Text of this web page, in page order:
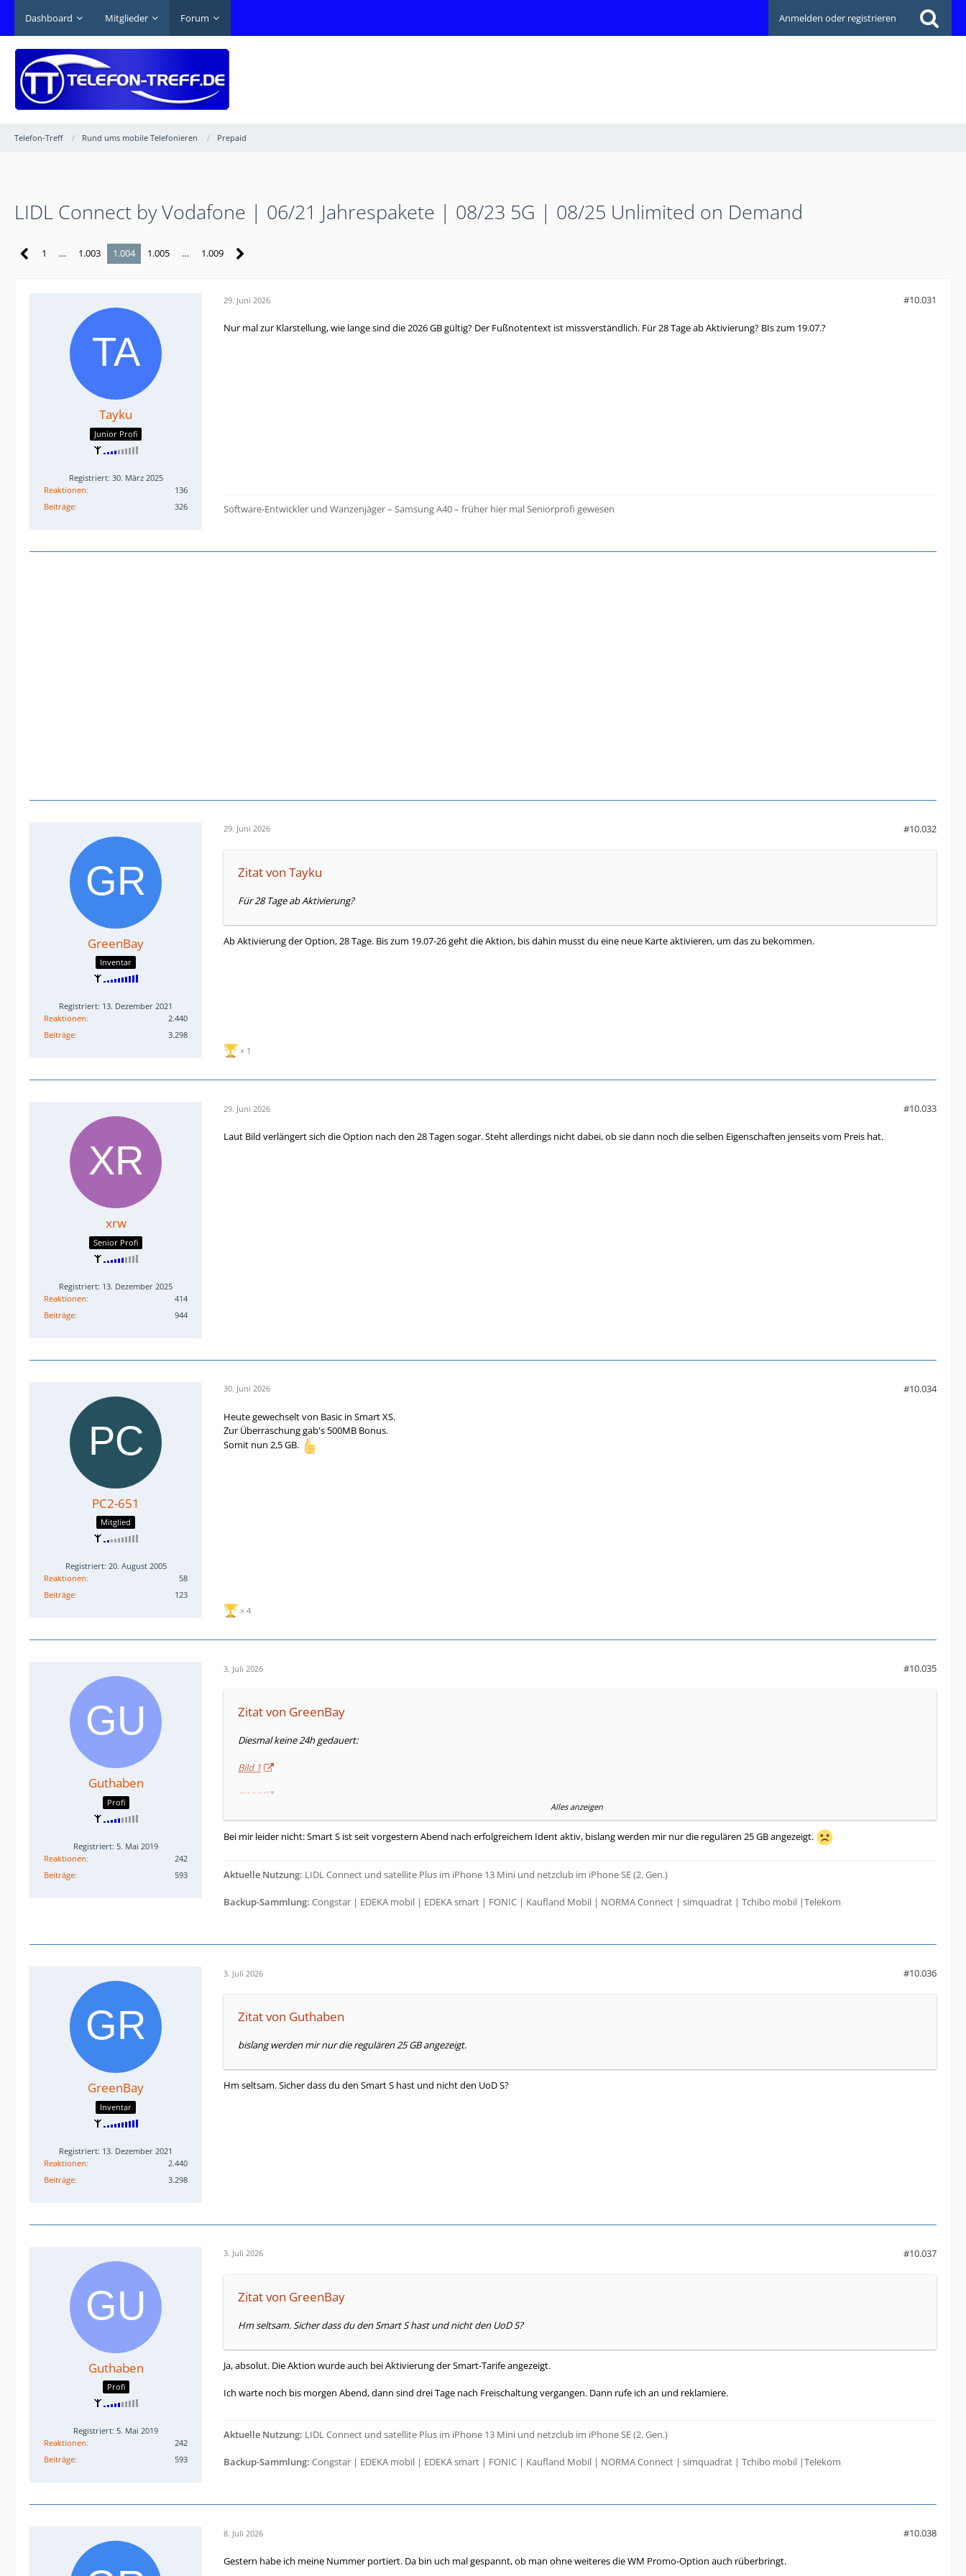
Dashboard Mitglieder Forum Anmelden oder registrieren
Telefon-Treff Rund ums mobile Telefonieren Prepaid
LIDL Connect by Vodafone | 06/21 Jahrespakete | 08/23 5G | 08/25 Unlimited on Demand
1 … 1.003 1.004 1.005 … 1.009
Tayku
Junior Profi
Registriert: 30. März 2025
Reaktionen
136
Beiträge
326
29. Juni 2026 #10.031
Nur mal zur Klarstellung, wie lange sind die 2026 GB gültig? Der Fußnotentext ist missverständlich. Für 28 Tage ab Aktivierung? BIs zum 19.07.?
Software-Entwickler und Wanzenjäger – Samsung A40 – früher hier mal Seniorprofi gewesen
GreenBay
Inventar
Registriert: 13. Dezember 2021
Reaktionen
2.440
Beiträge
3.298
29. Juni 2026 #10.032
Zitat von Tayku
Für 28 Tage ab Aktivierung?
Ab Aktivierung der Option, 28 Tage. Bis zum 19.07-26 geht die Aktion, bis dahin musst du eine neue Karte aktivieren, um das zu bekommen.
1
xrw
Senior Profi
Registriert: 13. Dezember 2025
Reaktionen
414
Beiträge
944
29. Juni 2026 #10.033
Laut Bild verlängert sich die Option nach den 28 Tagen sogar. Steht allerdings nicht dabei, ob sie dann noch die selben Eigenschaften jenseits vom Preis hat.
PC2-651
Mitglied
Registriert: 20. August 2005
Reaktionen
58
Beiträge
123
30. Juni 2026 #10.034
Heute gewechselt von Basic in Smart XS.
Zur Überraschung gab's 500MB Bonus.
Somit nun 2,5 GB.
4
Guthaben
Profi
Registriert: 5. Mai 2019
Reaktionen
242
Beiträge
593
3. Juli 2026 #10.035
Zitat von GreenBay
Diesmal keine 24h gedauert:
Bild 1
Bild 2
Ja, hat man wohl gemerkt, es bringt gar nichts, ausser Ärger.
Alles anzeigen
Bei mir leider nicht: Smart S ist seit vorgestern Abend nach erfolgreichem Ident aktiv, bislang werden mir nur die regulären 25 GB angezeigt.
Aktuelle Nutzung: LIDL Connect und satellite Plus im iPhone 13 Mini und netzclub im iPhone SE (2. Gen.)
Backup-Sammlung: Congstar | EDEKA mobil | EDEKA smart | FONIC | Kaufland Mobil | NORMA Connect | simquadrat | Tchibo mobil |Telekom
GreenBay
Inventar
Registriert: 13. Dezember 2021
Reaktionen
2.440
Beiträge
3.298
3. Juli 2026 #10.036
Zitat von Guthaben
bislang werden mir nur die regulären 25 GB angezeigt.
Hm seltsam. Sicher dass du den Smart S hast und nicht den UoD S?
Guthaben
Profi
Registriert: 5. Mai 2019
Reaktionen
242
Beiträge
593
3. Juli 2026 #10.037
Zitat von GreenBay
Hm seltsam. Sicher dass du den Smart S hast und nicht den UoD S?
Ja, absolut. Die Aktion wurde auch bei Aktivierung der Smart-Tarife angezeigt.
Ich warte noch bis morgen Abend, dann sind drei Tage nach Freischaltung vergangen. Dann rufe ich an und reklamiere.
Aktuelle Nutzung: LIDL Connect und satellite Plus im iPhone 13 Mini und netzclub im iPhone SE (2. Gen.)
Backup-Sammlung: Congstar | EDEKA mobil | EDEKA smart | FONIC | Kaufland Mobil | NORMA Connect | simquadrat | Tchibo mobil |Telekom
8. Juli 2026 #10.038
Gestern habe ich meine Nummer portiert. Da bin uch mal gespannt, ob man ohne weiteres die WM Promo-Option auch rüberbringt.